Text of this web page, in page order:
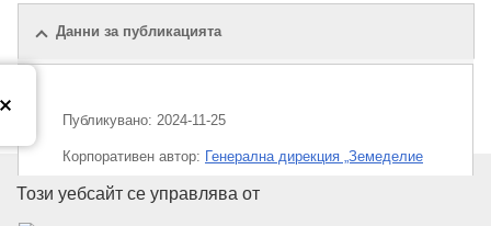
Данни за публикацията
Публикувано: 2024-11-25
Корпоративен aвтор: Генерална дирекция „Земеделие
и развитие на селските райони“
Служба за публикации на
Този уебсайт се управлява от